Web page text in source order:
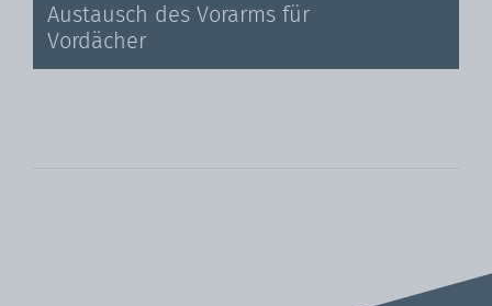
Austausch des Vorarms für
Vordächer